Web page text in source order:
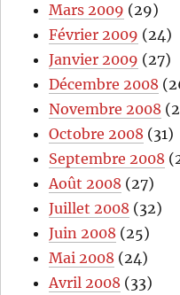
Mars 2009 (29)
Février 2009 (24)
Janvier 2009 (27)
Décembre 2008
Novembre 2008
Octobre 2008 (31)
Septembre 2008
Août 2008 (27)
Juillet 2008 (32)
Juin 2008 (25)
Mai 2008 (24)
Avril 2008 (33)